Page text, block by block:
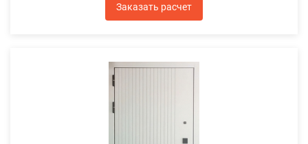
Заказать расчет